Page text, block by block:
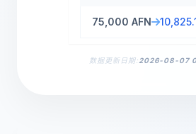
75,000 AFN
数据更新日期:2026-08-07